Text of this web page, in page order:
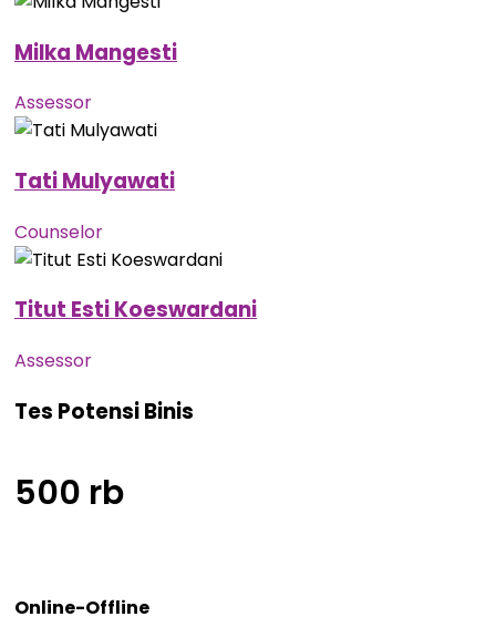
Milka Mangesti
Assessor
Tati Mulyawati
Counselor
Titut Esti Koeswardani
Assessor
Tes Potensi Binis
500 rb
Online-Offline